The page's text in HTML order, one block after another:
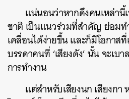
แน่นอนว่าหากดึงคนเหล่านี้เ
ชาติ เป็นแนวร่วมที่สำคัญ ย่อมท
เคลื่อนได้ง่ายขึ้น และก็มีโอกาสที่
บรรดาคนที่ ‘เสียงดัง’ นั้น จะเบ
การทำงาน
แต่สำหรับเสียงนก เสียงกา